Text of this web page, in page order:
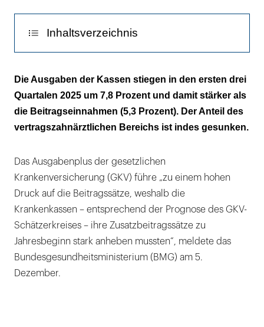
Inhaltsverzeichnis
Eigenverantwortung und soziale Absicherung
in der GKV lassen sich verbinden
Die Ausgaben der Kassen stiegen in den ersten drei
Quartalen 2025 um 7,8 Prozent und damit stärker als
die Beitragseinnahmen (5,3 Prozent). Der Anteil des
vertragszahnärztlichen Bereichs ist indes gesunken.
Das Ausgabenplus der gesetzlichen
Krankenversicherung (GKV) führe „zu einem hohen
Druck auf die Beitragssätze, weshalb die
Krankenkassen – entsprechend der Prognose des GKV-
Schätzerkreises – ihre Zusatzbeitragssätze zu
Jahresbeginn stark anheben mussten“, meldete das
Bundesgesundheitsministerium (BMG) am 5.
Dezember.